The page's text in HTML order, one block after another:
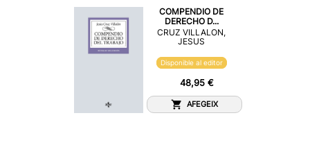
COMPENDIO DE
DERECHO D...
CRUZ VILLALON,
JESUS
Disponible al editor
48,95 €
AFEGEIX